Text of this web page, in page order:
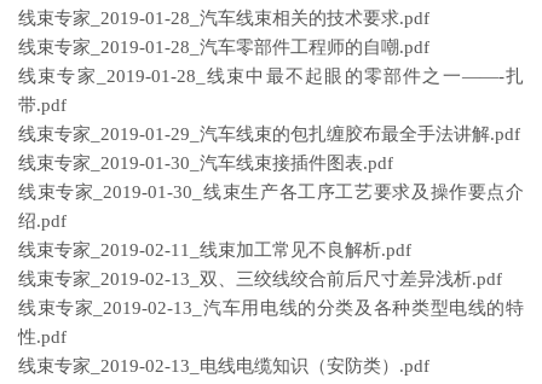
线束专家_2019-01-28_汽车线束相关的技术要求.pdf
线束专家_2019-01-28_汽车零部件工程师的自嘲.pdf
线束专家_2019-01-28_线束中最不起眼的零部件之一——-扎
带.pdf
线束专家_2019-01-29_汽车线束的包扎缠胶布最全手法讲解.pdf
线束专家_2019-01-30_汽车线束接插件图表.pdf
线束专家_2019-01-30_线束生产各工序工艺要求及操作要点介
绍.pdf
线束专家_2019-02-11_线束加工常见不良解析.pdf
线束专家_2019-02-13_双、三绞线绞合前后尺寸差异浅析.pdf
线束专家_2019-02-13_汽车用电线的分类及各种类型电线的特
性.pdf
线束专家_2019-02-13_电线电缆知识（安防类）.pdf